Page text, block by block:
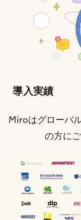
導入実績
Miroはグローバ
の方に